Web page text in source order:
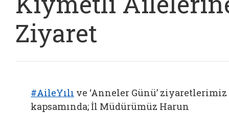
Ziyaret
#AileYılı ve ‘Anneler Günü’ ziyaretlerimiz
kapsamında; İl Müdürümüz Harun